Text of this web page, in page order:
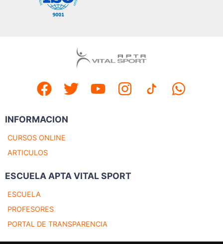
INFORMACION
CURSOS ONLINE
ARTICULOS
ESCUELA APTA VITAL SPORT
ESCUELA
PROFESORES
PORTAL DE TRANSPARENCIA